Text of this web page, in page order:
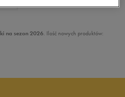
na sezon 2026. Ilość nowych produktów: